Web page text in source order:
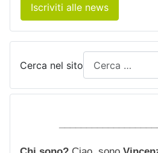
Iscriviti alle news
Cerca nel sito